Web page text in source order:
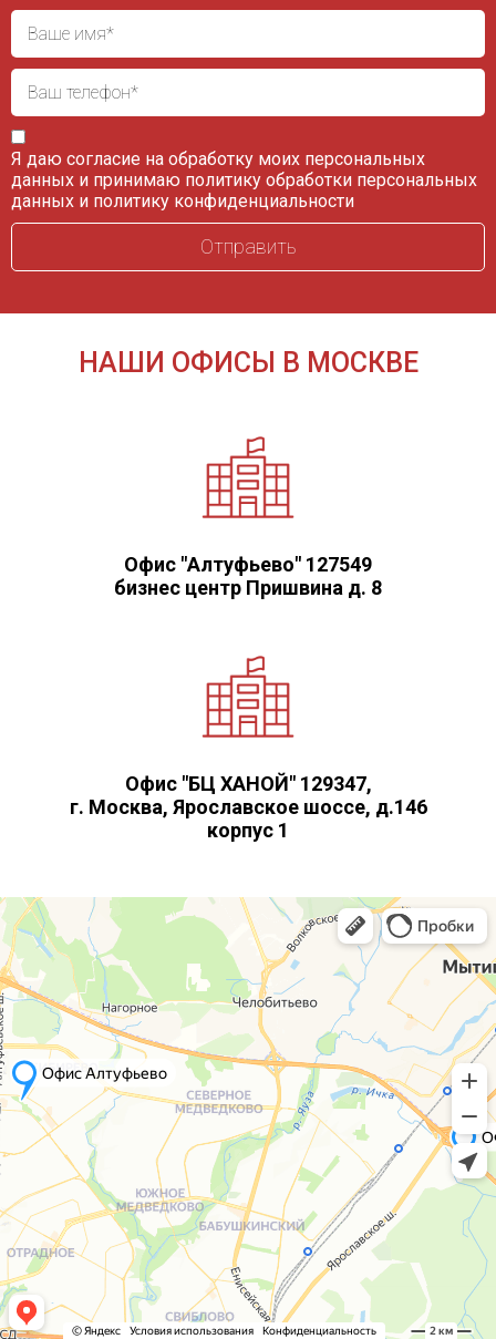
Я даю согласие на обработку моих персональных
данных и принимаю политику обработки персональных
данных и политику конфиденциальности
НАШИ ОФИСЫ В МОСКВЕ
Офис "Алтуфьево" 127549
бизнес центр Пришвина д. 8
Офис "БЦ ХАНОЙ" 129347,
г. Москва, Ярославское шоссе, д.146
корпус 1